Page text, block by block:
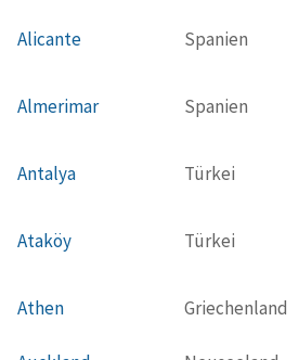
Alicante Spanien
Almerimar Spanien
Antalya Türkei
Ataköy Türkei
Athen Griechenland